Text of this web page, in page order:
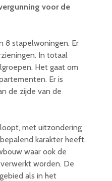
voor de
8 stapelwoningen. Er
In totaal
Het gaat om
Er is
de zijde van de
met uitzondering
karakter heeft.
waar ook de
worden. De
als in het